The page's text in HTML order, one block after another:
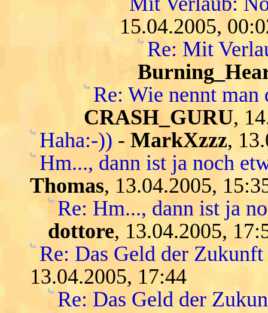
15.04.2005,
Re: Mit
Re: Wie nennt man
CRASH_GURU,
Haha:-)) - MarkXzzz,
Hm..., dann ist ja noch
Thomas, 13.04.2005,
Re: Hm..., dann ist ja
dottore, 13.04.2005,
Re: Das Geld der
13.04.2005, 17:44
Re: Das Geld der